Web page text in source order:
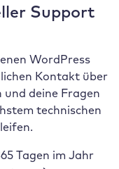
Support
WordPress
Kontakt über
und deine Fragen
technischen
Tagen im Jahr